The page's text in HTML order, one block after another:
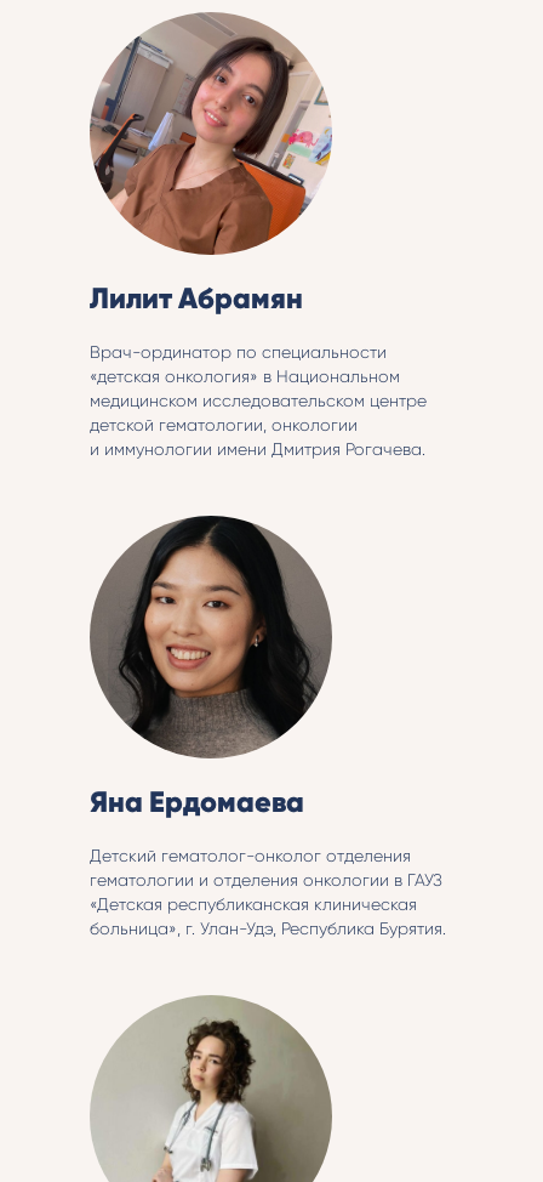
Лилит Абрамян
Врач-ординатор по специальности
«детская онкология» в Национальном
медицинском исследовательском центре
детской гематологии, онкологии
и иммунологии имени Дмитрия Рогачева.
Яна Ердомаева
Детский гематолог-онколог отделения
гематологии и отделения онкологии в ГАУЗ
«Детская республиканская клиническая
больница», г. Улан-Удэ, Республика Бурятия.